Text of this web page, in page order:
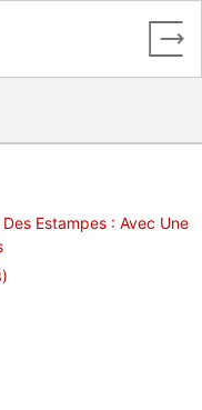
Estampes : Avec Une